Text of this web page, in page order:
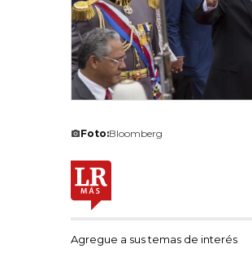
Foto:Bloomberg
Agregue a sus temas de interés